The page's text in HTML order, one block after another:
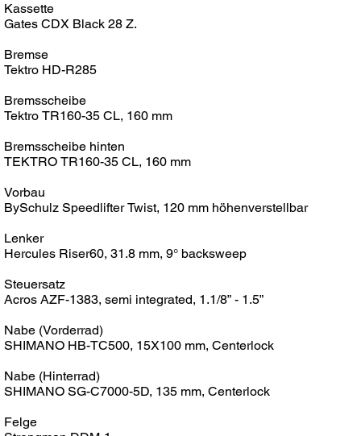
Kassette
Gates CDX Black 28 Z.
Bremse
Tektro HD-R285
Bremsscheibe
Tektro TR160-35 CL, 160 mm
Bremsscheibe hinten
TEKTRO TR160-35 CL, 160 mm
Vorbau
BySchulz Speedlifter Twist, 120 mm höhenverstellbar
Lenker
Hercules Riser60, 31.8 mm, 9° backsweep
Steuersatz
Acros AZF-1383, semi integrated, 1.1/8” - 1.5”
Nabe (Vorderrad)
SHIMANO HB-TC500, 15X100 mm, Centerlock
Nabe (Hinterrad)
SHIMANO SG-C7000-5D, 135 mm, Centerlock
Felge